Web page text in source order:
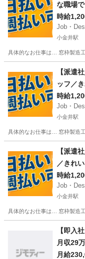
な職場
時給
Job・
小金井駅
具体的なお仕事は… 窓枠製造
小金井駅
【派遣
ッフ／
以上も
時給
Job・
小金井駅
具体的なお仕事は… 窓枠製造
小金井駅
【派遣
／きれ
も可能◎
時給
Job・
小金井駅
具体的なお仕事は… 窓枠製造
小金井駅
【即入
月収29
の組立
月給